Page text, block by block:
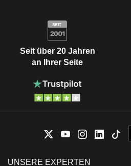
Seit über 20 Jahren
an Ihrer Seite
UNSERE EXPERTEN